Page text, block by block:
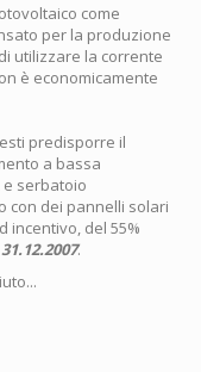
come
per la produzione
utilizzare la corrente
è economicamente
predisporre il
a bassa
serbatoio
con dei pannelli solari
incentivo, del 55%
31.12.2007.